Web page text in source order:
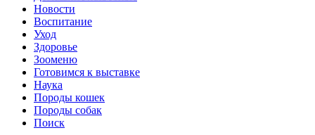
Новости
Воспитание
Уход
Здоровье
Зооменю
Готовимся к выставке
Наука
Породы кошек
Породы собак
Поиск